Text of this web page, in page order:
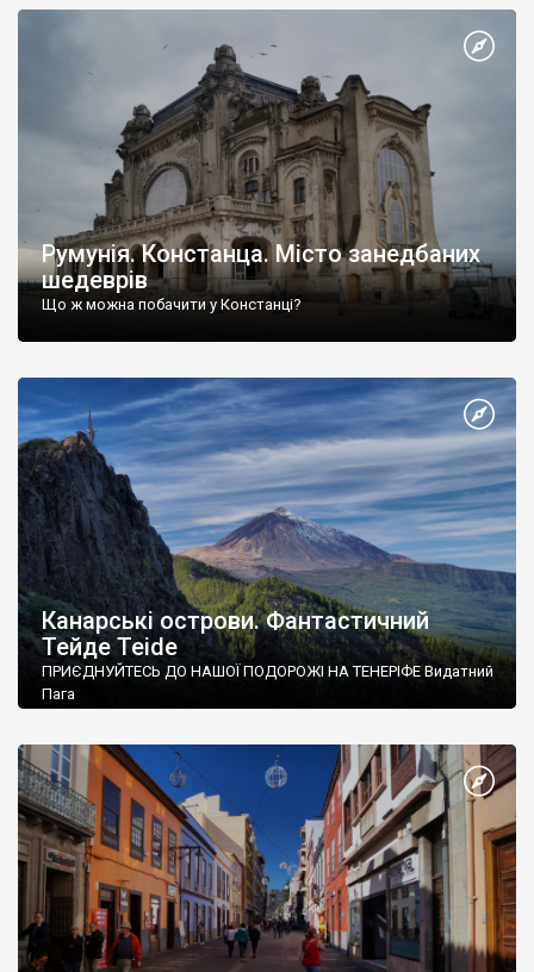
Румунія. Констанца. Місто занедбаних
шедеврів
Що ж можна побачити у Констанці?
Канарські острови. Фантастичний
Тейде Teide
ПРИЄДНУЙТЕСЬ ДО НАШОЇ ПОДОРОЖІ НА ТЕНЕРІФЕ Видатний
Пага